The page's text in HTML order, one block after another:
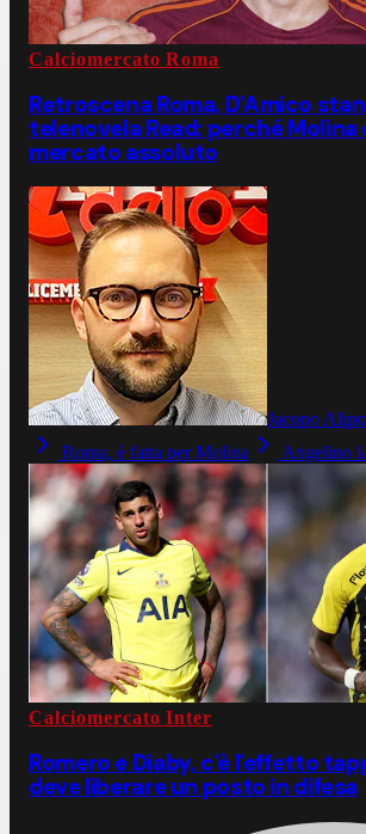
Calciomercato Roma
Retroscena Roma, D'Amico
telenovela Read: perché Molina
mercato assoluto
Jacopo
Roma, è fatta per Molina
Angelino
Calciomercato Inter
Romero e Diaby, c'è l'effetto
deve liberare un posto in difesa